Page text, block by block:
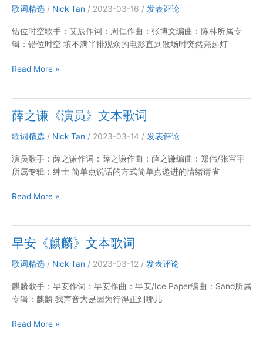
的】
题
曲）》
本
词
野
章》
文
歌
歌词精选 / Nick Tan / 2023-03-16 / 发表评论
错位时空歌手：艾辰作词：周仁作曲：张博文编曲：陈林所属专
辑：错位时空 填不满半排观众的电影直到散场时突然亮起灯
艾
位
时
空》
本
歌
Read More »
薛之谦《演员》文本歌词
歌词精选 / Nick Tan / 2023-03-14 / 发表评论
演员歌手：薛之谦作词：薛之谦作曲：薛之谦编曲：郑伟/张宝宇
所属专辑：绅士 简单点说话的方式简单点递进的情绪请省
薛
员》
文
歌
词
Read More »
早安《麒麟》文本歌词
歌词精选 / Nick Tan / 2023-03-12 / 发表评论
麒麟歌手：早安作词：早安作曲：早安/Ice Paper编曲：Sand所属
专辑：麒麟 我声音大是因为行得正到哪儿
早
Read More »